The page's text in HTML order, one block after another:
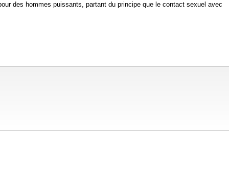
des hommes puissants, partant du principe que le contact sexuel avec